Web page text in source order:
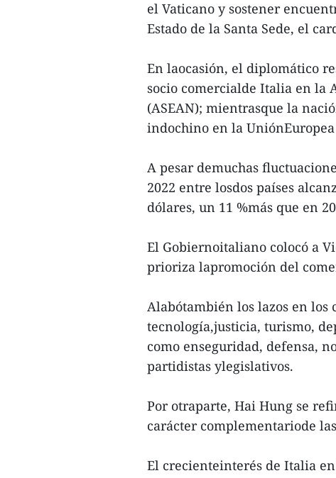
el Vaticano y sostener
Estado de la Santa Sede, el
En laocasión, el diplomático
socio comercialde Italia en la
(ASEAN); mientrasque la
indochino en la UniónEuropea
A pesar demuchas
2022 entre losdos países
dólares, un 11 %más que en
El Gobiernoitaliano colocó a
prioriza lapromoción del
Alabótambién los lazos en los
tecnología,justicia, turismo,
como enseguridad, defensa,
partidistas ylegislativos.
Por otraparte, Hai Hung se
carácter complementariode
El crecienteinterés de Italia